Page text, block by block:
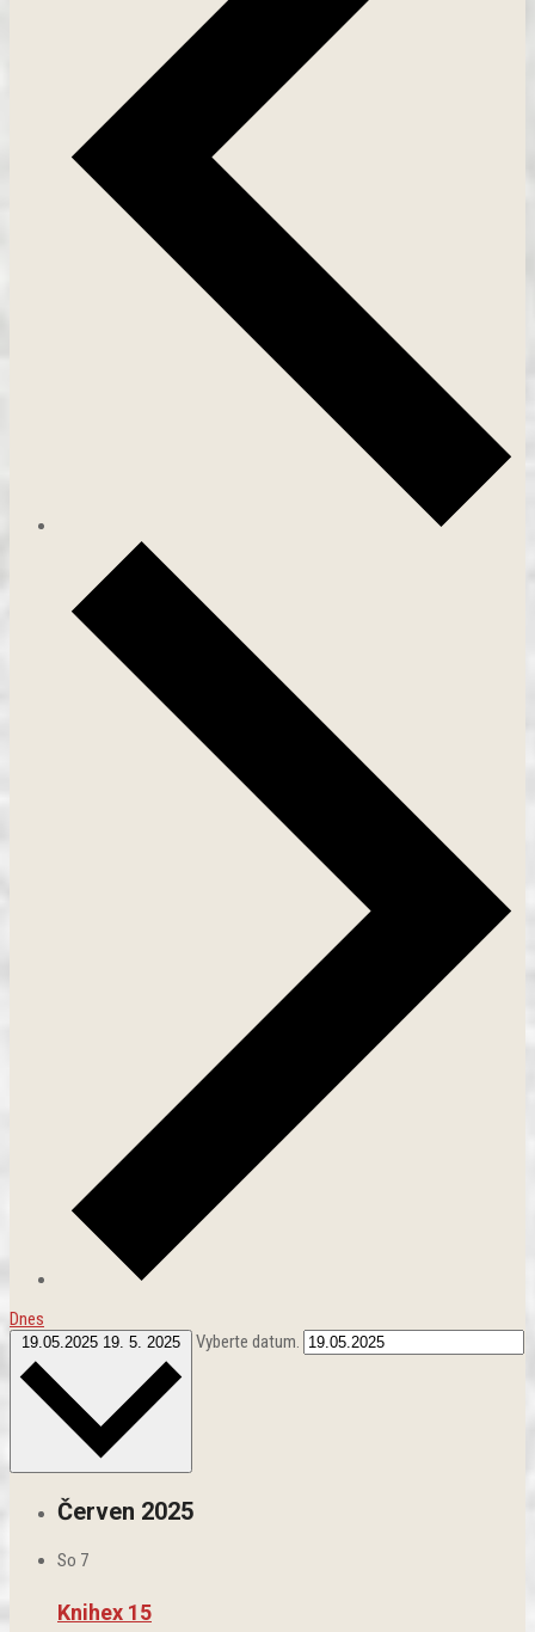
Dnes
19.05.2025 19. 5. 2025 Vyberte datum.
Červen 2025
So 7
Knihex 15